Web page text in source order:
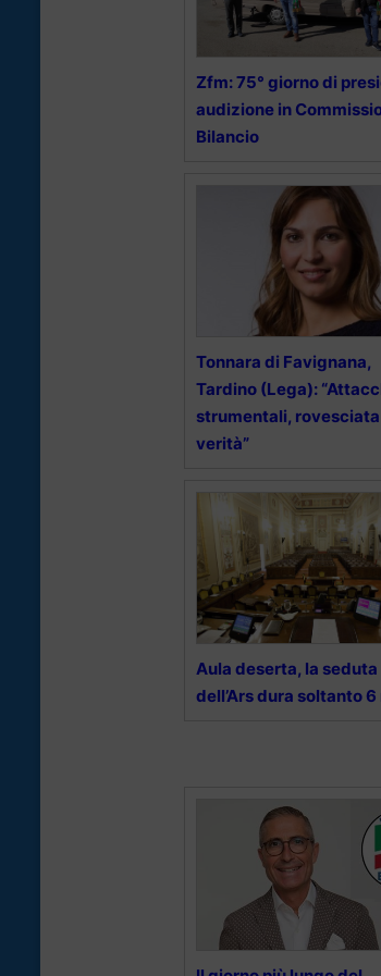
Zfm: 75° giorno di
audizione in
Bilancio
Tonnara di Favignana,
Tardino (Lega):
strumentali, rovesciata
verità”
Aula deserta, la seduta
dell’Ars dura soltanto